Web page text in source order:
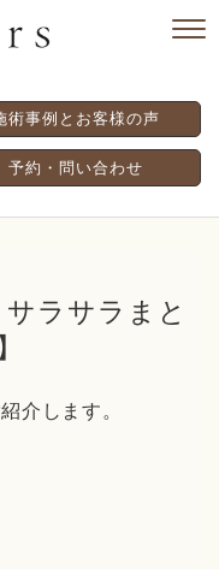
術事例とお客様の声
予約・問い合わせ
介します。